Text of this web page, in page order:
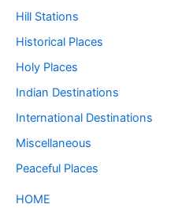
Hill Stations
Historical Places
Holy Places
Indian Destinations
International Destinations
Miscellaneous
Peaceful Places
HOME